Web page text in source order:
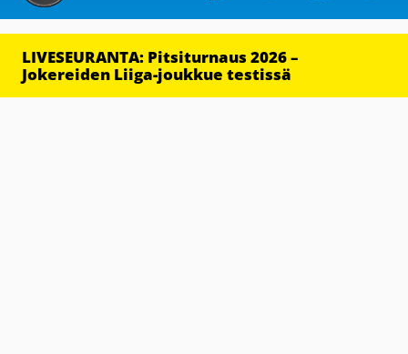
LIVESEURANTA: Pitsiturnaus 2026 –
Jokereiden Liiga-joukkue testissä